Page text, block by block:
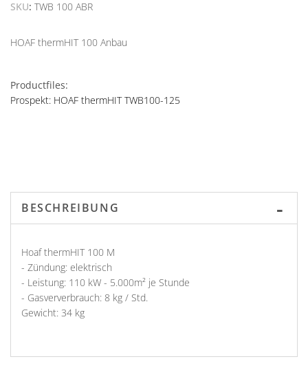
SKU TWB 100 ABR
HOAF thermHIT 100 Anbau
Productfiles:
Prospekt: HOAF thermHIT TWB100-125
BESCHREIBUNG
Hoaf thermHIT 100 M
- Zündung: elektrisch
- Leistung: 110 kW - 5.000m² je Stunde
- Gasververbrauch: 8 kg / Std.
Gewicht: 34 kg